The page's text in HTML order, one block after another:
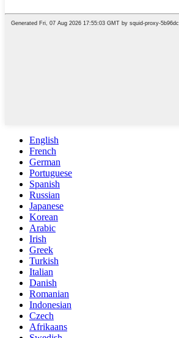
English
French
German
Portuguese
Spanish
Russian
Japanese
Korean
Arabic
Irish
Greek
Turkish
Italian
Danish
Romanian
Indonesian
Czech
Afrikaans